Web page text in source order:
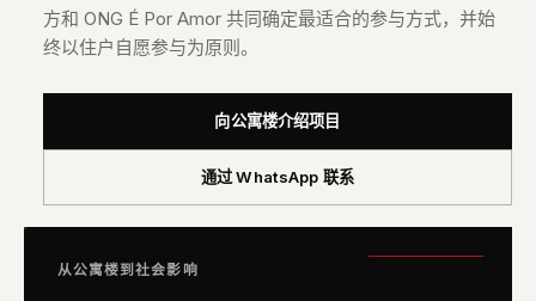
方和 ONG É Por Amor 共同确定最适合的参与方式，并始
终以住户自愿参与为原则。
向公寓楼介绍项目
通过 WhatsApp 联系
从公寓楼到社会影响